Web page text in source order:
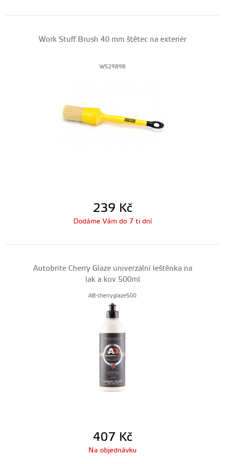
Work Stuff Brush 40 mm štětec na exteriér
WS29898
239 Kč
Dodáme Vám do 7 ti dní
Autobrite Cherry Glaze univerzální leštěnka na
lak a kov 500ml
AB-cherryglaze500
407 Kč
Na objednávku